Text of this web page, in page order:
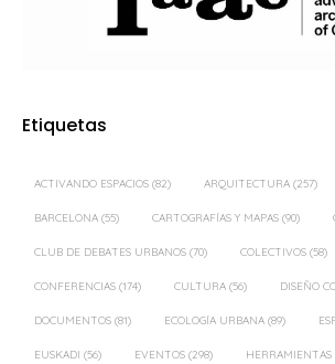
Etiquetas
ACTIVANDO ESPACIOS (82) ARQUITECTURA (257)
BARCELONA (55) CARTOGRAFÍAS Y MAPAS (90)
CLUB DE DEBATES URBANOS (70) COLECTIVOS (58)
CONFERENCIAS (174) CULTURA (56) DISEÑO
DOCUMENTOS (81) ECOLOGÍA URBANA (89)
EUSKADI (56) EVENTOS (298) HERRAMIENTAS